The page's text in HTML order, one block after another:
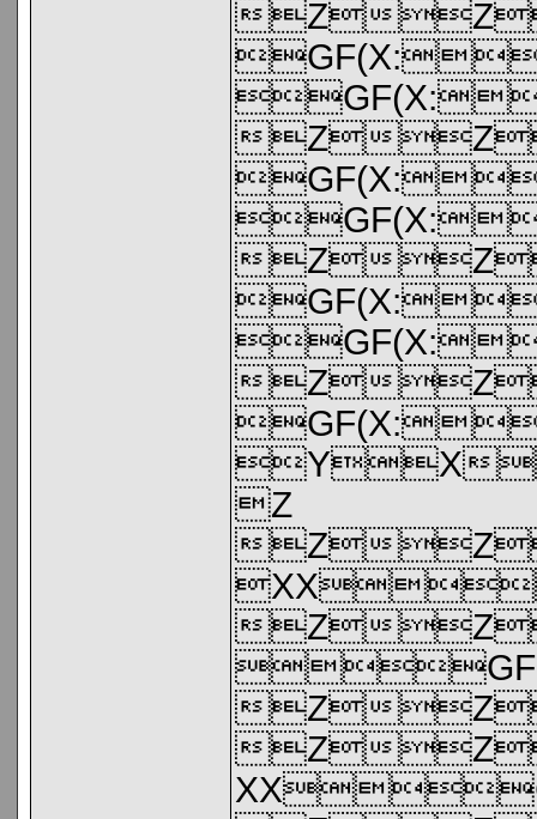
Z
Z
Z
Z
YX
Z
Z
Z
Z
Z